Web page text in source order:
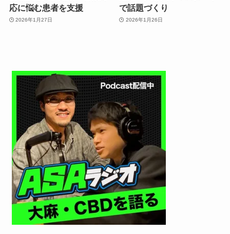
応に悩む患者を支援
2026年1月27日
で話題づくり
2026年1月26日